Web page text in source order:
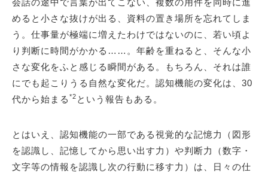
会話の途中で言葉が出てこない、複数の用件を同時に進
めると小さな抜けが出る、資料の置き場所を忘れてしま
う。仕事量が極端に増えたわけではないのに、若い頃よ
り判断に時間がかかる……。年齢を重ねると、そんな小
さな変化をふと感じる瞬間がある。もちろん、それは誰
にでも起こりうる自然な変化だ。認知機能の変化は、30
代から始まる *2 という報告もある。
とはいえ、認知機能の一部である視覚的な記憶力（図形
を認識し、記憶してから思い出す力）や判断力（数字・
文字等の情報を認識し次の行動に移す力）は、日々の仕